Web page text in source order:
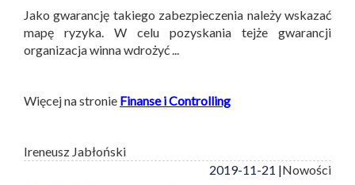
Jako gwarancję takiego zabezpieczenia należy wskazać
mapę ryzyka. W celu pozyskania tejże gwarancji
organizacja winna wdrożyć ...
Więcej na stronie Finanse i Controlling
Ireneusz Jabłoński
2019-11-21 |Nowości